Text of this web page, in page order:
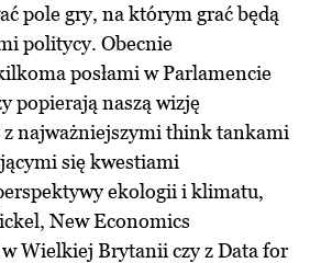
pole gry, na którym grać będą
politycy. Obecnie
posłami w Parlamencie
popierają naszą wizję
z najważniejszymi think tankami
się kwestiami
ekologii i klimatu,
New Economics
Wielkiej Brytanii czy z Data for